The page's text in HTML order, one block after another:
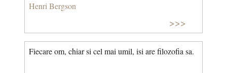
Henri Bergson
>>>
Fiecare om, chiar si cel mai umil, isi are filozofia sa.